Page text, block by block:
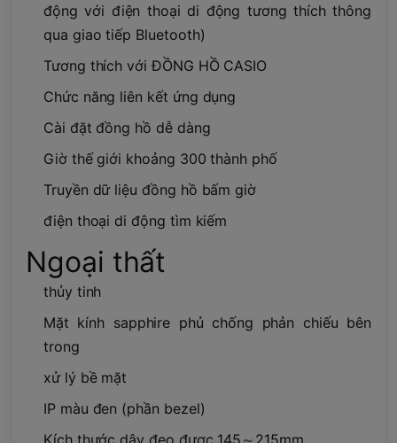
động với điện thoại di động tương thích thông
qua giao tiếp Bluetooth)
Tương thích với ĐỒNG HỒ CASIO
Chức năng liên kết ứng dụng
Cài đặt đồng hồ dễ dàng
Giờ thế giới khoảng 300 thành phố
Truyền dữ liệu đồng hồ bấm giờ
điện thoại di động tìm kiếm
Ngoại thất
thủy tinh
Mặt kính sapphire phủ chống phản chiếu bên
trong
xử lý bề mặt
IP màu đen (phần bezel)
Kích thước dây đeo được 145～215mm